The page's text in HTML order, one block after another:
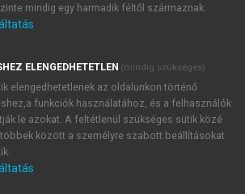
a MeRSZ újdonságairól, akcióiról.
az Akadémiai Kiadó Zrt. újdonságairól,
tájékoztatóbanfoglaltakat tudomásul
feltételeket, valamint a szotar.netés a
licencszerződéseiben foglaltakat
és elfogadom.
KIPRÓBÁLOM
mindig egy harmadik féltől származnak.
ELENGEDHETETLEN (mindig szükséges)
elengedhetetlenek az oldalunkon történő
funkciók használatához, és a felhasználók
le azokat. A feltétlenül szükséges sütik közé
között a személyre szabott beállításokat